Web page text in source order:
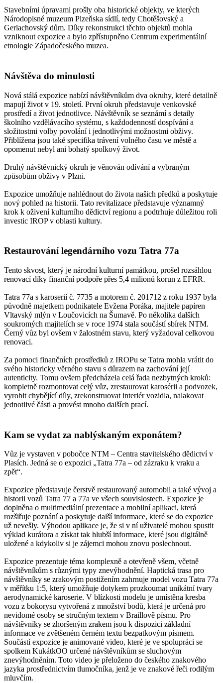
Stavebními úpravami prošly oba historické objekty, ve kterých
Národopisné muzeum Plzeňska sídlí, tedy Chotěšovský a
Gerlachovský dům. Díky rekonstrukci těchto objektů mohla
vzniknout expozice a bylo zpřístupněno Centrum experimentální
etnologie Západočeského muzea.
Návštěva do minulosti
Nová stálá expozice nabízí návštěvníkům dva okruhy, které detailně
mapují život v 19. století. První okruh představuje venkovské
prostředí a život jednotlivce. Návštěvník se seznámí s detaily
školního vzdělávacího systému, s každodenností dospívání a
složitostmi volby povolání i jednotlivými možnostmi obživy.
Přiblížena jsou také specifika trávení volného času ve městě a
opomenut nebyl ani bohatý spolkový život.
Druhý návštěvnický okruh je věnován odívání a vybraným
způsobům obživy v Plzni.
Expozice umožňuje nahlédnout do života našich předků a poskytuje
nový pohled na historii. Tato revitalizace představuje významný
krok k oživení kulturního dědictví regionu a podtrhuje důležitou roli
investic IROP v oblasti kultury.
Restaurování legendárního vozu Tatra 77a
Tento skvost, který je národní kulturní památkou, prošel rozsáhlou
renovací díky finanční podpoře přes 5,4 milionů korun z EFRR.
Tatra 77a s karoserií č. 7735 a motorem č. 201712 z roku 1937 byla
původně majetkem podnikatele Evžena Poráka, majitele papíren
Vltavský mlýn v Loučovicích na Šumavě. Po několika dalších
soukromých majitelích se v roce 1974 stala součástí sbírek NTM.
Černý vůz byl ovšem v žalostném stavu, který vyžadoval celkovou
renovaci.
Za pomoci finančních prostředků z IROPu se Tatra mohla vrátit do
svého historicky věrného stavu s důrazem na zachování její
autenticity. Tomu ovšem předcházela celá řada nezbytných kroků:
kompletně rozmontovat celý vůz, zrestaurovat karosérii a podvozek,
vyrobit chybějící díly, zrekonstruovat interiér vozidla, nalakovat
jednotlivé části a provést mnoho dalších prací.
Kam se vydat za nablýskaným exponátem?
Vůz je vystaven v pobočce NTM – Centra stavitelského dědictví v
Plasích. Jedná se o expozici „Tatra 77a – od zázraku k vraku a
zpět“.
Expozice představuje čerstvě restaurovaný automobil a také vývoj a
historii vozů Tatra 77 a 77a ve všech souvislostech. Expozice je
doplněna o multimediální prezentace a mobilní aplikaci, která
rozšiřuje poznání a poskytuje další informace, které se do expozice
už nevešly. Výhodou aplikace je, že si v ní uživatelé mohou spustit
výklad kurátora a získat tak hlubší informace, které jsou digitálně
uložené a kdykoliv si je zájemci mohou znovu poslechnout.
Expozice prezentuje téma komplexně a otevřeně všem, včetně
návštěvníkům s různými typy znevýhodnění. Haptická trasa pro
návštěvníky se zrakovým postižením zahrnuje model vozu Tatra 77a
v měřítku 1:5, který umožňuje dotykem prozkoumat unikátní tvary
aerodynamické karoserie. V blízkosti modelu je umístěna kresba
vozu z bokorysu vytvořená z množství bodů, která je určená pro
nevidomé osoby se stručným textem v Braillově písmu. Pro
návštěvníky se zhoršeným zrakem jsou k dispozici základní
informace ve zvětšeném černém textu bezpatkovým písmem.
Součástí expozice je animované video, které je ve spolupráci se
spolkem KukátkOO určené návštěvníkům se sluchovým
znevýhodněním. Toto video je přeloženo do českého znakového
jazyka prostřednictvím tlumočníka, jenž je ve znakové řeči rodilým
mluvčím.